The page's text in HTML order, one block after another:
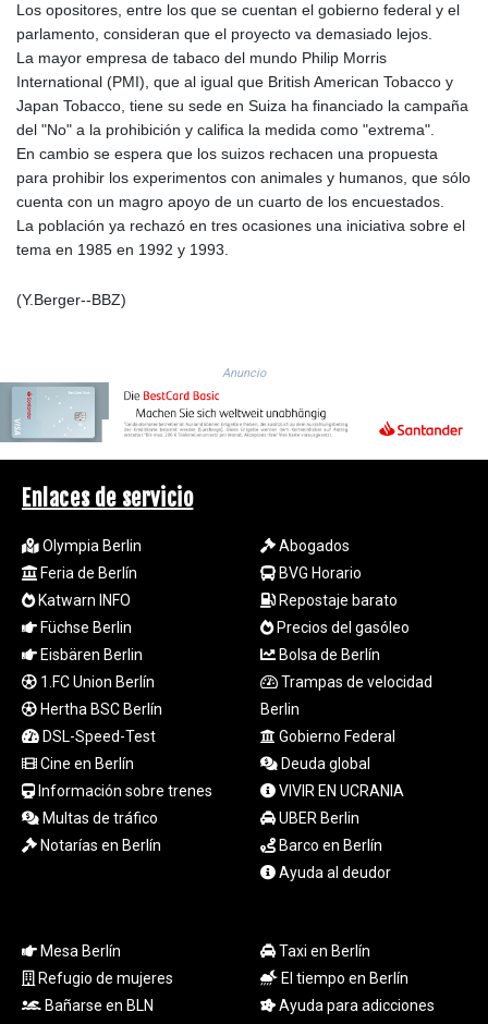
1590340.758301
ISK 142.611425
JEP 0.859298
JMD 183.585438
JOD 0.819755
JPY 182.105612
KES 147.605987
KGS 101.105674
LAK
26108.739178
LBP
LSL 18.780552
LTL 3.413808
LVL 0.699343
LYD 7.358934
MAD 10.774363
MDL 20.102535
MKD 61.708483
MMK
2427.395773
MNT
4157.558143
MOP 9.341598
MWK
2004.537163
MXN 19.809677
Los opositores, entre los que se cuentan el gobierno federal y el
parlamento, consideran que el proyecto va demasiado lejos.
La mayor empresa de tabaco del mundo Philip Morris
International (PMI), que al igual que British American Tobacco y
Japan Tobacco, tiene su sede en Suiza ha financiado la campaña
del "No" a la prohibición y califica la medida como "extrema".
En cambio se espera que los suizos rechacen una propuesta
para prohibir los experimentos con animales y humanos, que sólo
cuenta con un magro apoyo de un cuarto de los encuestados.
La población ya rechazó en tres ocasiones una iniciativa sobre el
tema en 1985 en 1992 y 1993.
(Y.Berger--BBZ)
Anuncio
Enlaces de servicio
Olympia Berlin
Feria de Berlín
Katwarn INFO
Füchse Berlin
Eisbären Berlin
1.FC Union Berlín
Hertha BSC Berlín
DSL-Speed-Test
Cine en Berlín
Información sobre trenes
Multas de tráfico
Notarías en Berlín
Abogados
BVG Horario
Repostaje barato
Precios del gasóleo
Bolsa de Berlín
Trampas de velocidad
Berlin
Gobierno Federal
Deuda global
VIVIR EN UCRANIA
UBER Berlin
Barco en Berlín
Ayuda al deudor
Mesa Berlín
Refugio de mujeres
Bañarse en BLN
Taxi en Berlín
El tiempo en Berlín
Ayuda para adicciones